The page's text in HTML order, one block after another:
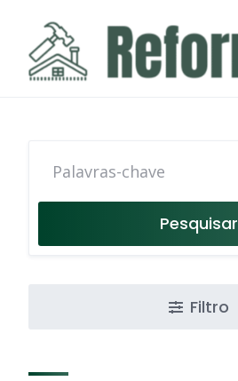
content
Pesquisar
Filtro